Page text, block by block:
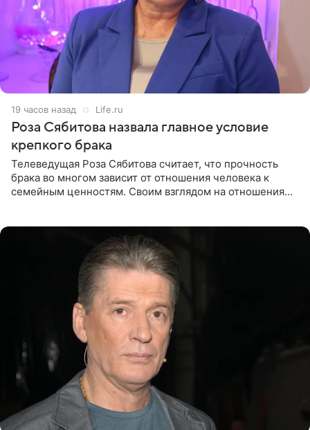
19 часов назад Life.ru
Роза Сябитова назвала главное условие
крепкого брака
Телеведущая Роза Сябитова считает, что прочность
брака во многом зависит от отношения человека к
семейным ценностям. Своим взглядом на отношения